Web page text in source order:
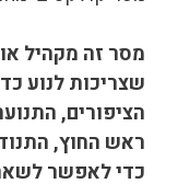
מסר זה מקהיל
שצריכות לנוע
הציפורים,
ראש החוץ,
כדי לאפשר